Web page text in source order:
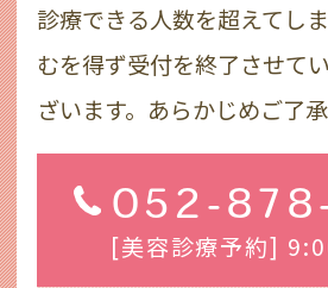
診療できる人数を超えてし
むを得ず受付を終了させて
ざいます。あらかじめご了承
052-
[美容診療予約]